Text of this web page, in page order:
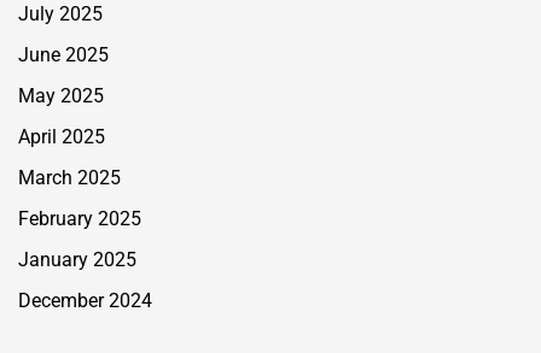
July 2025
June 2025
May 2025
April 2025
March 2025
February 2025
January 2025
December 2024